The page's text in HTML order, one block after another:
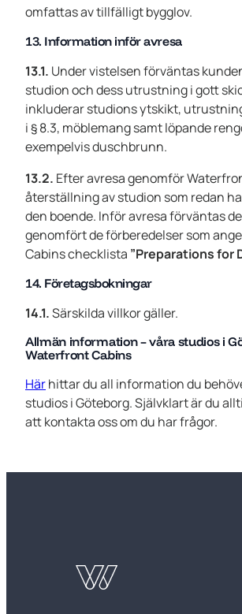
omfattas av tillfälligt bygglov.
13. Information inför avresa
13.1. Under vistelsen förväntas
studion och dess utrustning i gott
inkluderar studions ytskikt,
i § 8.3, möblemang samt löpande
exempelvis duschbrunn.
13.2. Efter avresa genomför
återställning av studion som redan
den boende. Inför avresa förväntas
genomfört de förberedelser som
Cabins checklista ”Preparations for
14. Företagsbokningar
14.1.Särskilda villkor gäller.
Allmän information – våra studios i
Waterfront Cabins
Härhittar du all information du
studios i Göteborg. Självklart är du
att kontakta oss om du har frågor.